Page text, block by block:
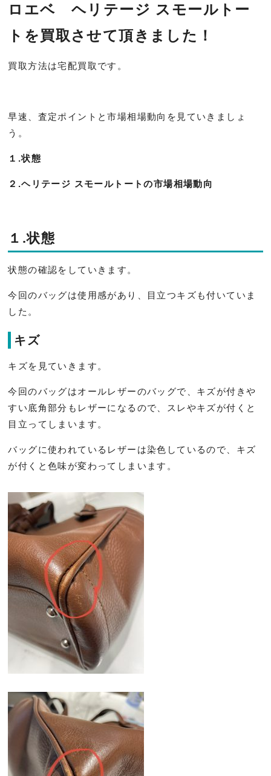
ロエベ ヘリテージ スモールトー
トを買取させて頂きました！
買取方法は宅配買取です。
早速、査定ポイントと市場相場動向を見ていきましょ
う。
１.状態
２.ヘリテージ スモールトートの市場相場動向
１.状態
状態の確認をしていきます。
今回のバッグは使用感があり、目立つキズも付いていま
した。
キズ
キズを見ていきます。
今回のバッグはオールレザーのバッグで、キズが付きや
すい底角部分もレザーになるので、スレやキズが付くと
目立ってしまいます。
バッグに使われているレザーは染色しているので、キズ
が付くと色味が変わってしまいます。